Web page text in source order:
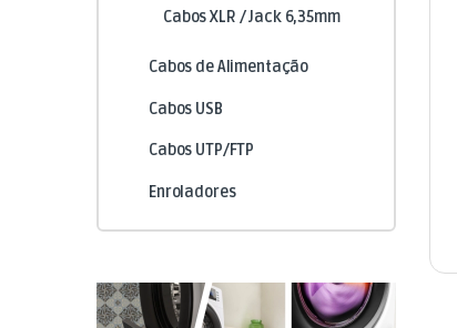
Cabos XLR / Jack 6,35mm
Cabos de Alimentação
Cabos USB
Cabos UTP/FTP
Enroladores